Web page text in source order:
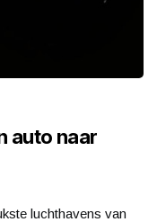
auto naar
luchthavens van